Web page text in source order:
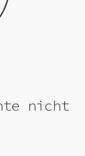
nicht